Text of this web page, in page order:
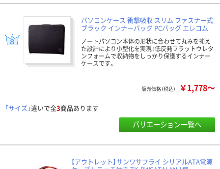
パソコンケース 衝撃吸収 スリム ファスナー式
ブラック インナーバッグ PCバッグ エレコム
ノートパソコン本体の形状に合わせて丸みを抑え
た設計により小型化を実現！低反発フラットウレタ
ンフォームで収納物をしっかり保護するインナー
ケースです。
販売価格（税込） ￥1,778～
「サイズ」違いで全3商品あります
バリエーション一覧へ
【アウトレット】サンワサプライ シリアルATA電源